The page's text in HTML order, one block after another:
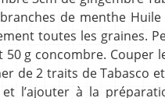
de menthe
toutes les graines.
g concombre. Couper
de 2 traits de Tabasco
l’ajouter à la